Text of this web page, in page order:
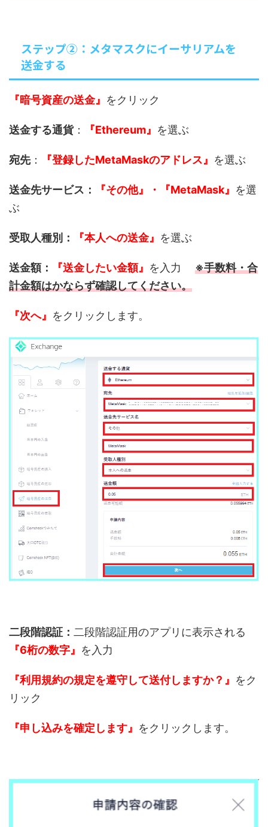
ステップ②：メタマスクにイーサリアムを
送金する
『暗号資産の送金』 をクリック
送金する通貨： 『Ethereum』 を選ぶ
宛先： 『登録したMetaMaskのアドレス』 を選ぶ
送金先サービス： 『その他』・『MetaMask』 を選
ぶ
受取人種別： 『本人への送金』 を選ぶ
送金額： 『送金したい金額』 を入力 ※手数料・合
計金額はかならず確認してください。
『次へ』 をクリックします。
二段階認証： 二段階認証用のアプリに表示される
『6桁の数字』 を入力
『利用規約の規定を遵守して送付しますか？』 をク
リック
『申し込みを確定します』 をクリックします。